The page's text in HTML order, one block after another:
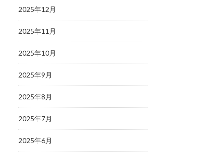
2025年12月
2025年11月
2025年10月
2025年9月
2025年8月
2025年7月
2025年6月